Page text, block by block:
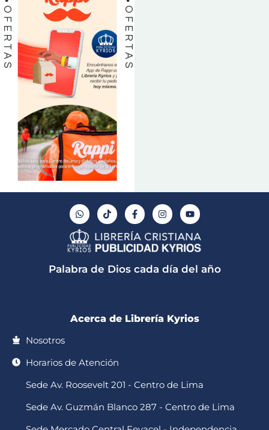
OFERTAS
OFERTAS
W
h
a
t
s
a
p
T
i
k
t
o
k
F
a
c
e
b
o
k
I
n
s
t
a
g
a
Y
o
u
t
u
b
Palabra de Dios cada día del año
Acerca de Librería Kyrios
Nosotros
Horarios de Atención
Sede Av. Roosevelt 201 - Centro de Lima
Sede Av. Guzmán Blanco 287 - Centro de Lima